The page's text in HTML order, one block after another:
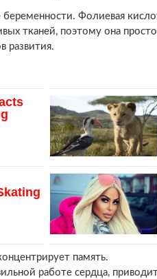
Фолиевая
тканей, поэтому она
развития.
память.
работе сердца,